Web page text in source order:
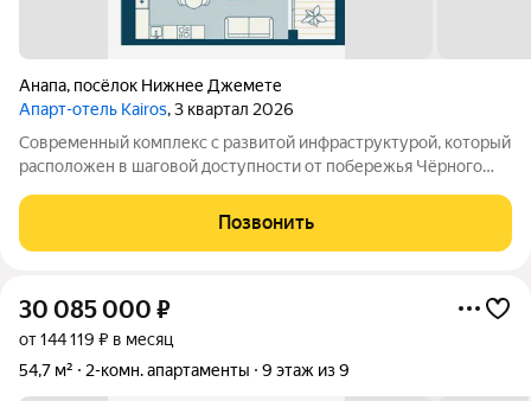
Анапа, посёлок Нижнее Джемете
Апарт-отель Kairos, 3 квартал 2026
Современный комплекс с развитой инфраструктурой, который
расположен в шаговой доступности от побережья Чёрного
концепцией. Инфраструктура комплекса включает: -
Всесезонный подогреваемый бассейн с
Позвонить
30 085 000 ₽
от 144 119 ₽ в месяц
54,7 м²
2-комн. апартаменты 9 этаж из 9